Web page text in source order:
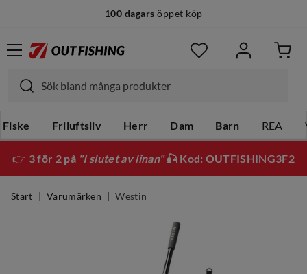
100 dagars öppet köp
Fiske Friluftsliv Herr Dam Barn REA
👉 3 för 2 på "I slutet av linan"🎣 Kod: OUTFISHING3F2
Start Varumärken Westin